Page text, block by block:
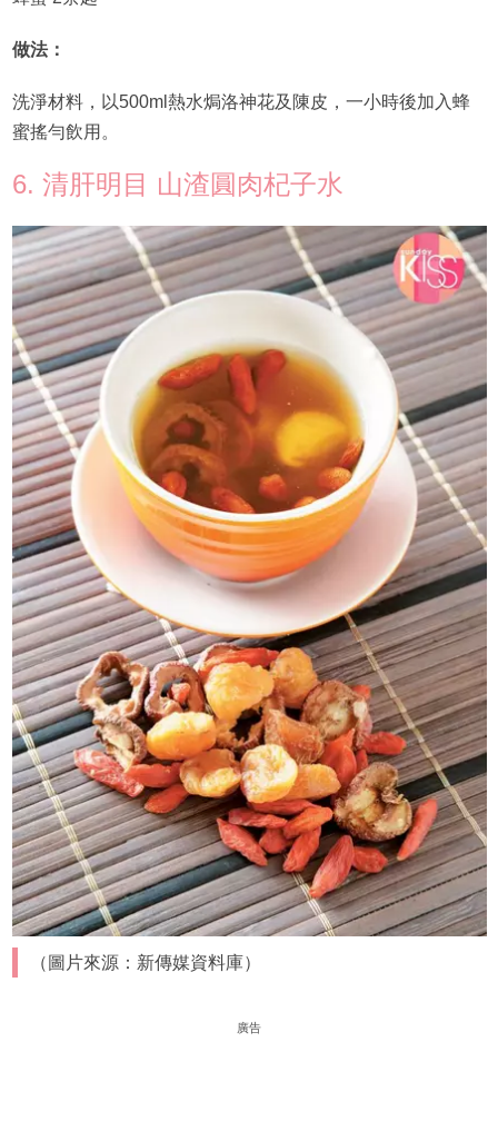
做法：
洗淨材料，以500ml熱水焗洛神花及陳皮，一小時後加入蜂
蜜搖勻飲用。
6. 清肝明目 山渣圓肉杞子水
（圖片來源：新傳媒資料庫）
廣告